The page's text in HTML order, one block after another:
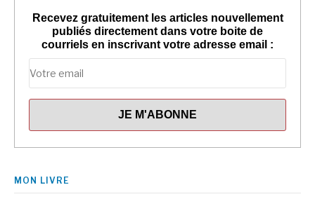
Recevez gratuitement les articles nouvellement
publiés directement dans votre boite de
courriels en inscrivant votre adresse email :
MON LIVRE